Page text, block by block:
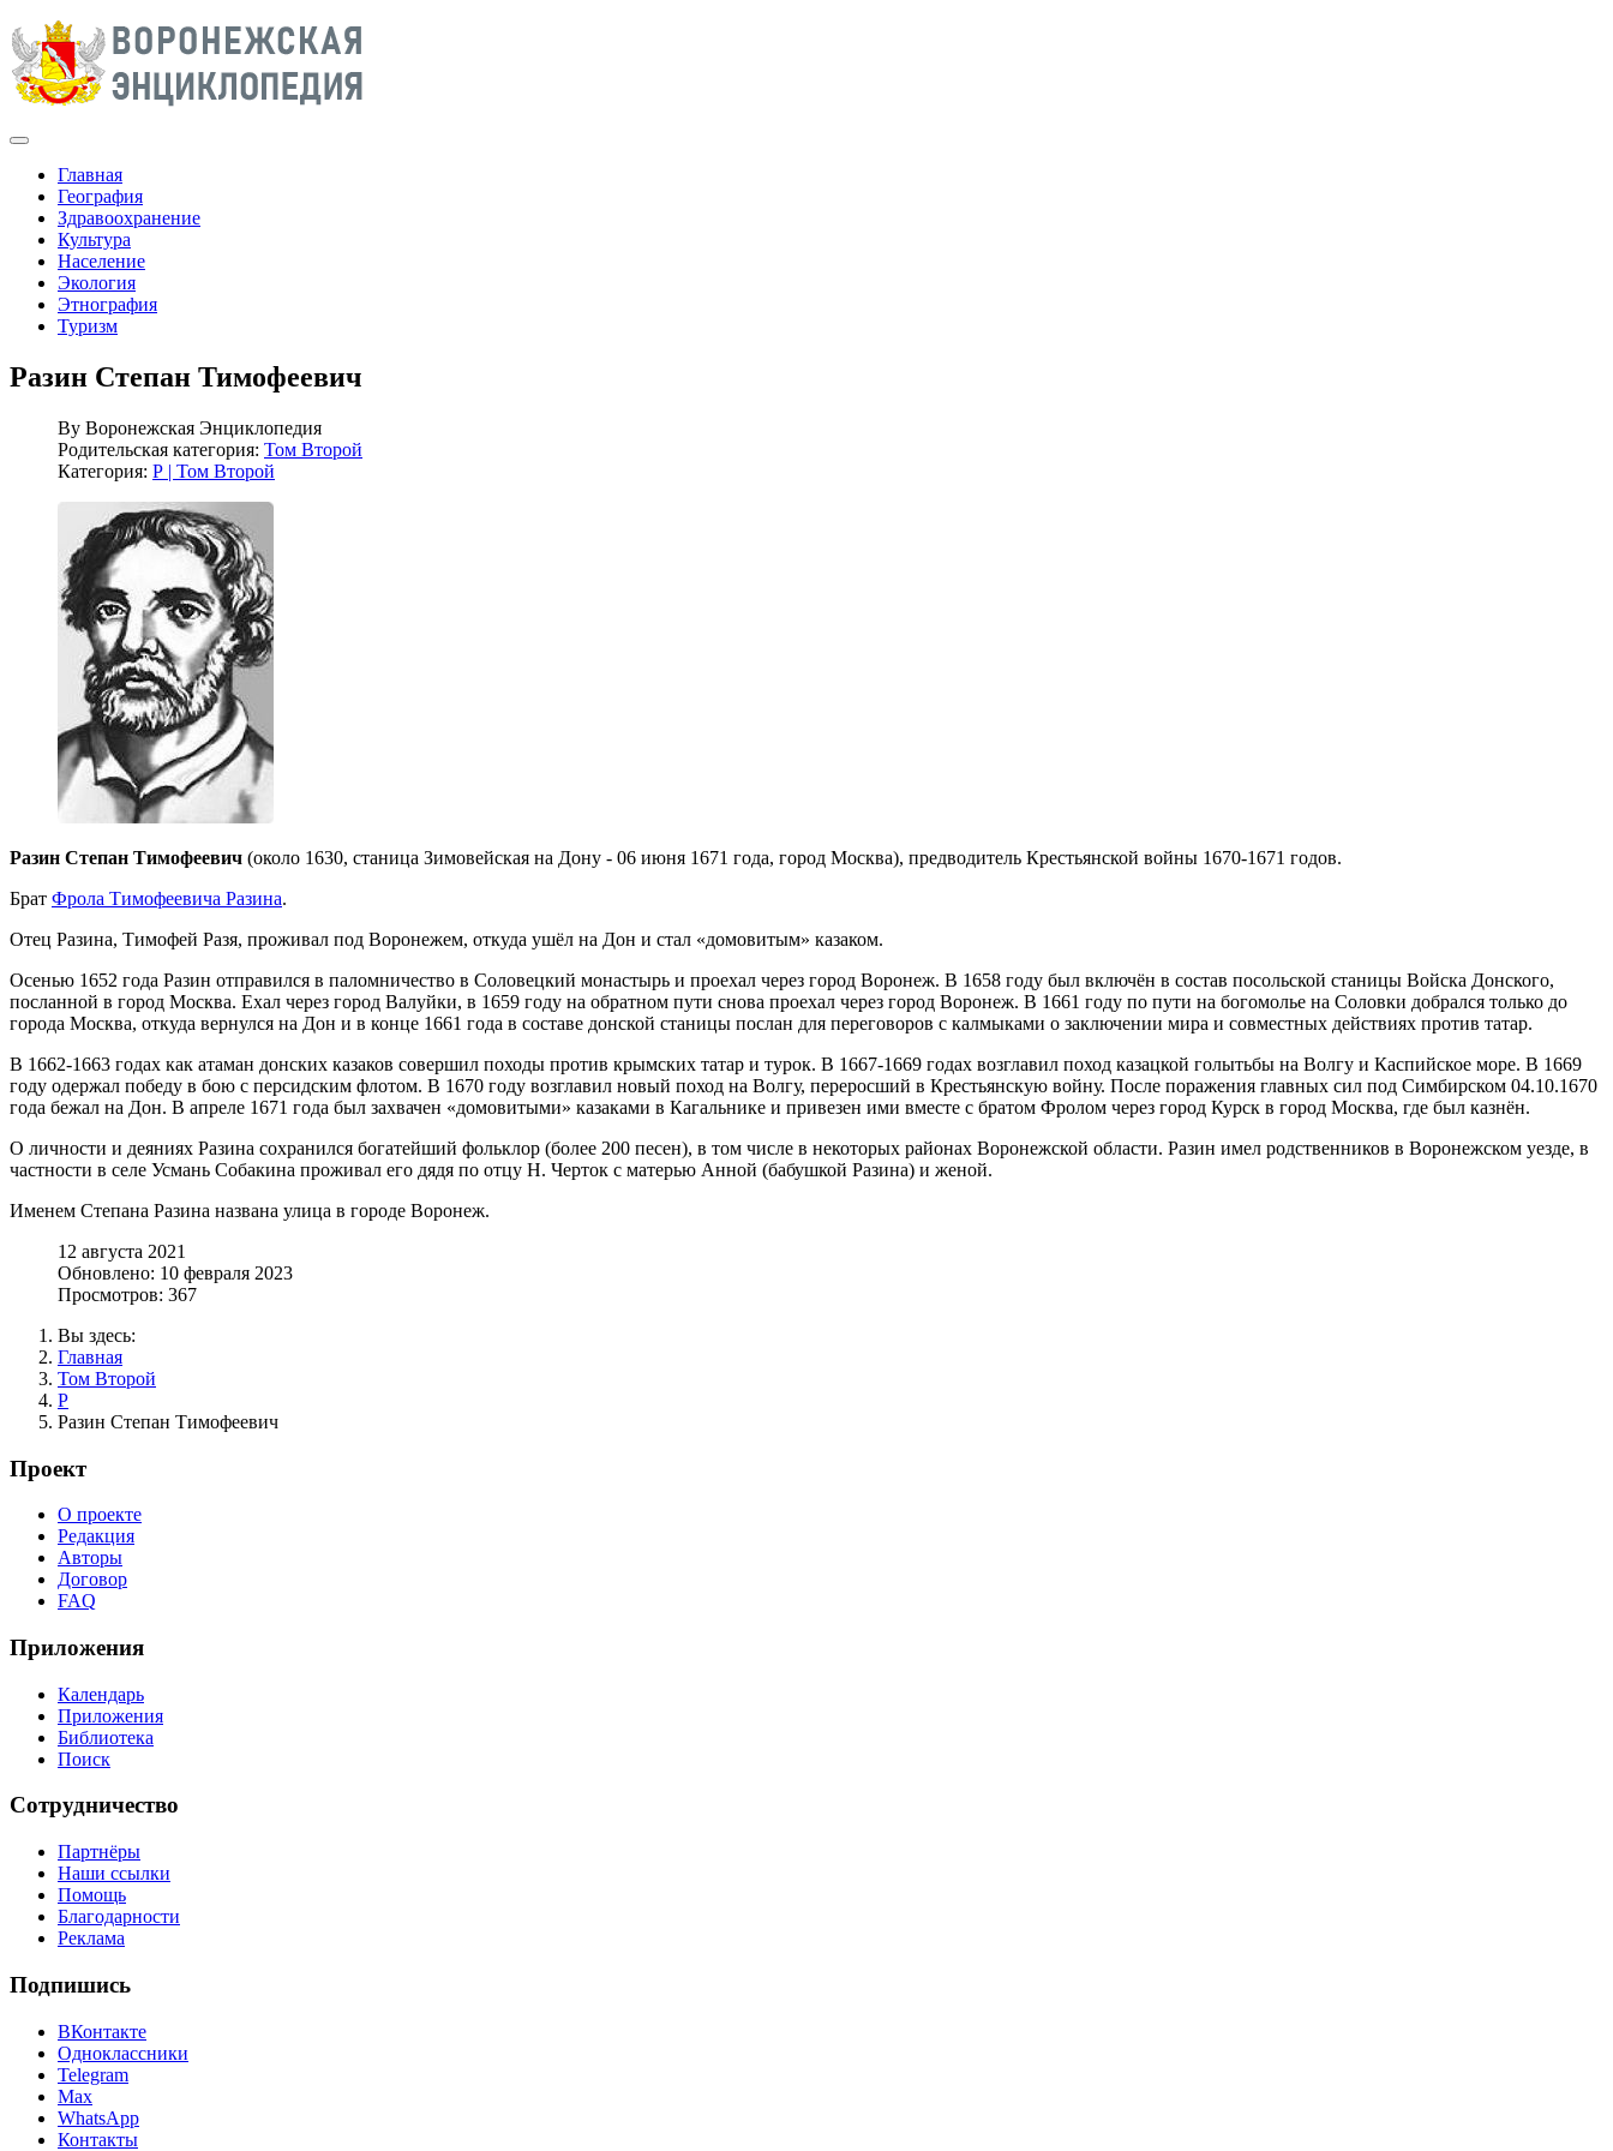
Главная
География
Здравоохранение
Культура
Население
Экология
Этнография
Туризм
Разин Степан Тимофеевич
By Воронежская Энциклопедия
Родительская категория: Том Второй
Категория: Р | Том Второй
Разин Степан Тимофеевич (около 1630, станица Зимовейская на Дону - 06 июня 1671 года, город Москва), предводитель Крестьянской войны 1670-1671 годов.
Брат Фрола Тимофеевича Разина.
Отец Разина, Тимофей Разя, проживал под Воронежем, откуда ушёл на Дон и стал «домовитым» казаком.
Осенью 1652 года Разин отправился в паломничество в Соловецкий монастырь и проехал через город Воронеж. В 1658 году был включён в состав посольской станицы Войска Донского,
посланной в город Москва. Ехал через город Валуйки, в 1659 году на обратном пути снова проехал через город Воронеж. В 1661 году по пути на богомолье на Соловки добрался только до
города Москва, откуда вернулся на Дон и в конце 1661 года в составе донской станицы послан для переговоров с калмыками о заключении мира и совместных действиях против татар.
В 1662-1663 годах как атаман донских казаков совершил походы против крымских татар и турок. В 1667-1669 годах возглавил поход казацкой голытьбы на Волгу и Каспийское море. В 1669
году одержал победу в бою с персидским флотом. В 1670 году возглавил новый поход на Волгу, переросший в Крестьянскую войну. После поражения главных сил под Симбирском 04.10.1670
года бежал на Дон. В апреле 1671 года был захвачен «домовитыми» казаками в Кагальнике и привезен ими вместе с братом Фролом через город Курск в город Москва, где был казнён.
О личности и деяниях Разина сохранился богатейший фольклор (более 200 песен), в том числе в некоторых районах Воронежской области. Разин имел родственников в Воронежском уезде, в
частности в селе Усмань Собакина проживал его дядя по отцу Н. Черток с матерью Анной (бабушкой Разина) и женой.
Именем Степана Разина названа улица в городе Воронеж.
12 августа 2021
Обновлено: 10 февраля 2023
Просмотров: 367
Вы здесь:
Главная
Том Второй
Р
Разин Степан Тимофеевич
Проект
О проекте
Редакция
Авторы
Договор
FAQ
Приложения
Календарь
Приложения
Библиотека
Поиск
Сотрудничество
Партнёры
Наши ссылки
Помощь
Благодарности
Реклама
Подпишись
ВКонтакте
Одноклассники
Telegram
Max
WhatsApp
Контакты